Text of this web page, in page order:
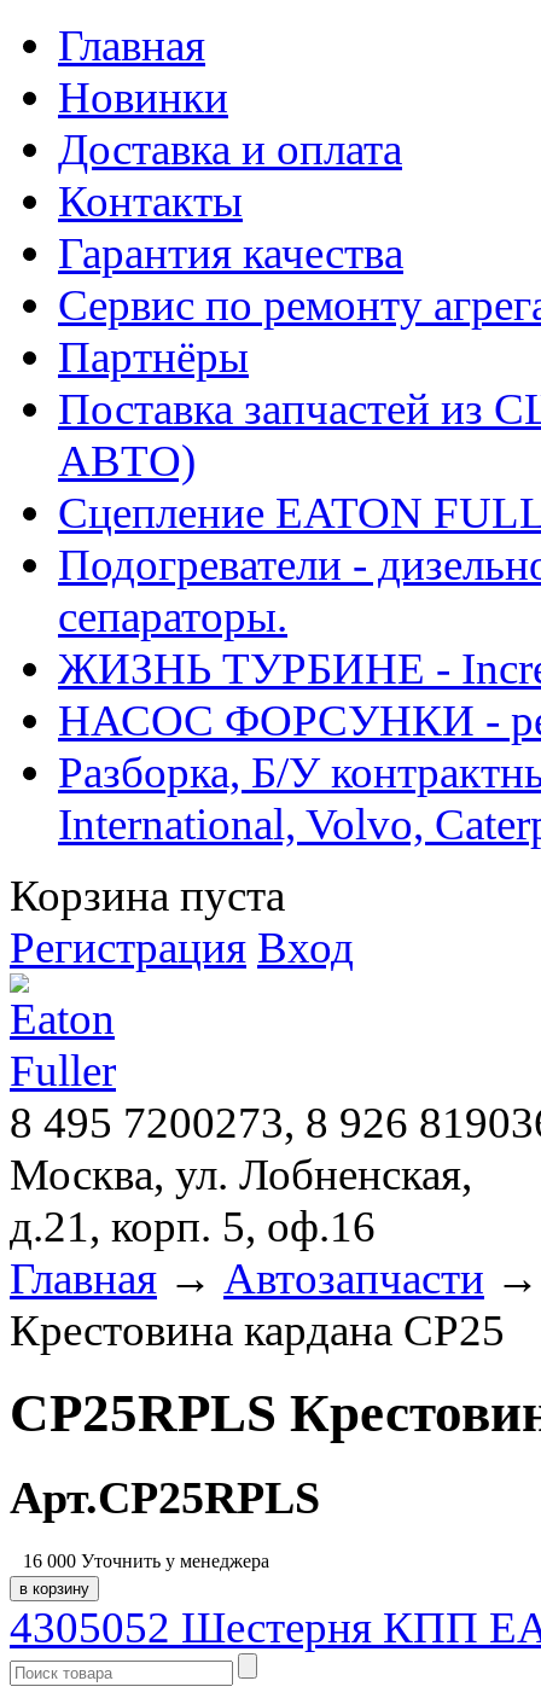
Главная
Новинки
Доставка и оплата
Контакты
Гарантия качества
Сервис по ремонту
Партнёры
Поставка запчастей
АВТО)
Сцепление EATON
Подогреватели -
сепараторы.
ЖИЗНЬ ТУРБИНЕ -
НАСОС ФОРСУНКИ -
Разборка, Б/У
International, Volvo,
Корзина пуста
Регистрация Вход
8 495 7200273, 8 926
Москва, ул. Лобненская,
д.21, корп. 5, оф.16
Главная → Автозапчасти
Крестовина кардана CP25
CP25RPLS
Арт.CP25RPLS
16 000 Уточнить у менеджера
4305052 Шестерня КПП